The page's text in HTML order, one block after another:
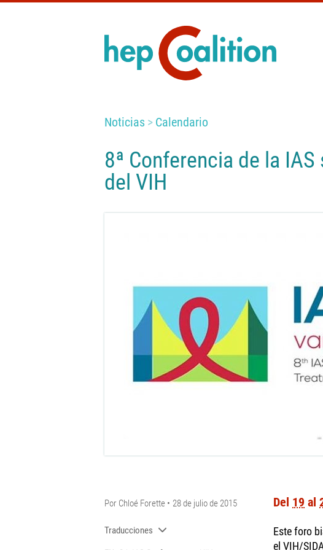
Noticias Calendario
8ª Conferencia de la
del VIH
Por Chloé Forette 28 de julio de 2015
Traducciones
Del 19 al
Este foro
el VIH/